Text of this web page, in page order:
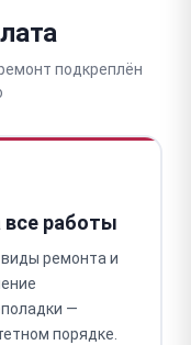
подкреплён
все работы
ремонта и
—
порядке.